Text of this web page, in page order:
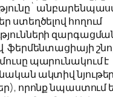
ստեղծելով հողում
ֆերմենտացիայի
պարունակում է
ակտիվ նյութեր
որոնք նպաստում